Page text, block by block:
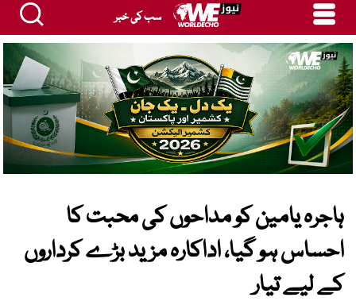
سب کی خبر
ہاجرہ یامین کو مداحوں کی محبت کا
احساس ہو گیا، اداکارہ مزید بڑے کرداروں
کے لیے تیار